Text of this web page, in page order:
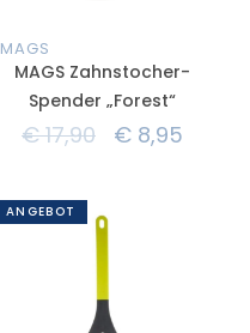
MAGS
MAGS Zahnstocher-
Spender „Forest“
€17,90 € 8,95
ANGEBOT